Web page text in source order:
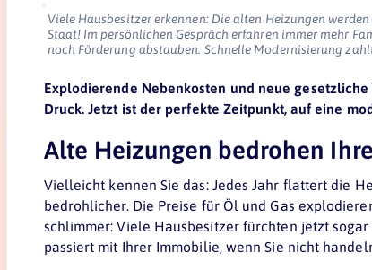
Viele Hausbesitzer erkennen: Die alten Heizungen
Staat! Im persönlichen Gespräch erfahren immer mehr
noch Förderung abstauben. Schnelle Modernisierung
Explodierende Nebenkosten und neue
Druck. Jetzt ist der perfekte Zeitpunkt, auf eine
Alte Heizungen bedrohen
Vielleicht kennen Sie das: Jedes Jahr flattert die
bedrohlicher. Die Preise für Öl und Gas
schlimmer: Viele Hausbesitzer fürchten jetzt
passiert mit Ihrer Immobilie, wenn Sie nicht